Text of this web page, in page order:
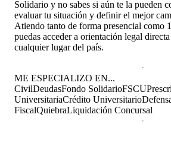
Solidario y no sabes si aún te la pueden
evaluar tu situación y definir el mejor
Atiendo tanto de forma presencial como
puedas acceder a orientación legal
cualquier lugar del país.
ME ESPECIALIZO EN...
CivilDeudasFondo SolidarioFSCU
UniversitariaCrédito Universitario
FiscalQuiebraLiquidación Concursal